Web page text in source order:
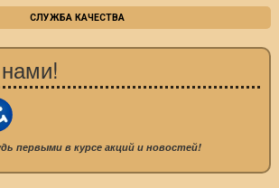
СЛУЖБА КАЧЕСТВА
первыми в курсе акций и новостей!